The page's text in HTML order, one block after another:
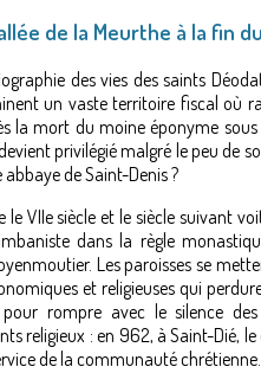
de la Meurthe à la fin
des vies des saints
un vaste territoire fiscal où
la mort du moine éponyme sous
privilégié malgré le peu de
abbaye de Saint-Denis ?
le VIIe siècle et le siècle suivant
dans la règle
Les paroisses se
et religieuses qui
rompre avec le silence
religieux : en 962, à Saint-Dié,
de la communauté chrétienne.